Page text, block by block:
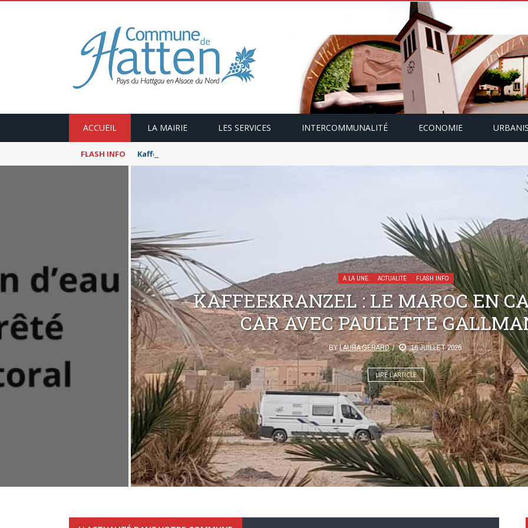
ACCUEIL LA MAIRIE LES SERVICES INTERCOMMUNALITÉ ECONOMIE
FLASH INFO Kaffeekranzel : Le Maroc en camping-car avec Paulette Gallmann
A LA UNE ACTUALITÉ FLASH INFO
KAFFEEKRANZEL : LE MAROC EN
CAR AVEC PAULETTE
BYLAURA GERARD 16 JUILLET 2026
LIRE L’ARTICLE